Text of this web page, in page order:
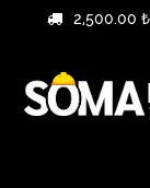
2,500.00